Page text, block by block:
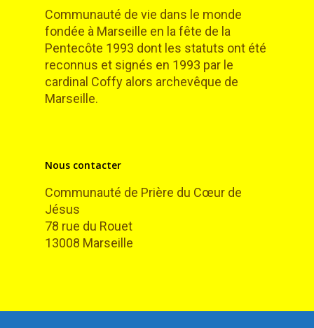
Communauté de vie dans le monde
fondée à Marseille en la fête de la
Pentecôte 1993 dont les statuts ont été
reconnus et signés en 1993 par le
cardinal Coffy alors archevêque de
Marseille.
Nous contacter
Communauté de Prière du Cœur de
Jésus
78 rue du Rouet
13008 Marseille